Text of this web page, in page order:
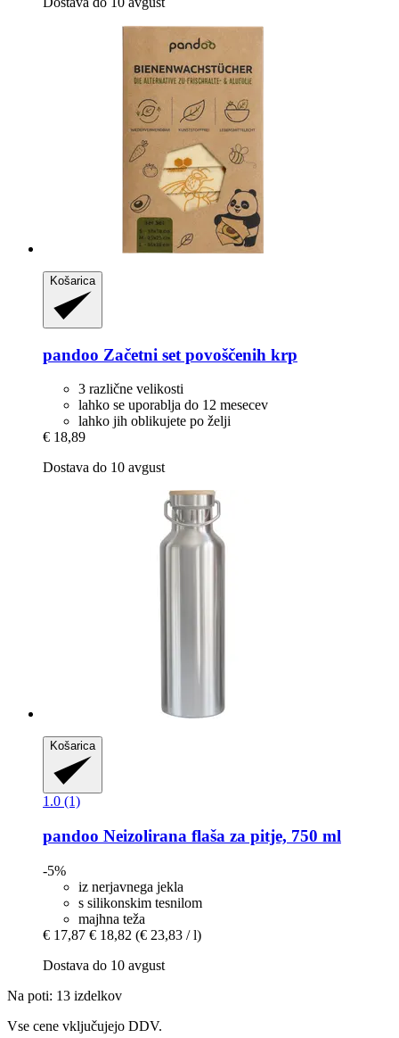
Košarica
pandoo Začetni set povoščenih krp
3 različne velikosti
lahko se uporablja do 12 mesecev
lahko jih oblikujete po želji
€ 18,89
Dostava do 10 avgust
Košarica
1.0 (1)
pandoo Neizolirana flaša za pitje, 750 ml
-5%
iz nerjavnega jekla
s silikonskim tesnilom
majhna teža
€ 17,87 € 18,82 (€ 23,83 / l)
Dostava do 10 avgust
Na poti: 13 izdelkov
Vse cene vključujejo DDV.